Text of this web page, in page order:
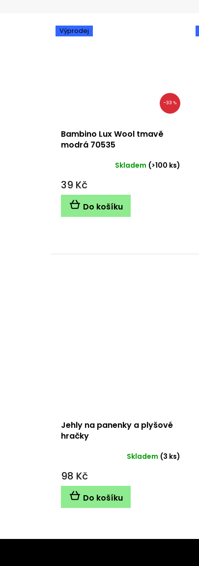
Jehly na panenky a plyšové
hračky
Skladem (3 ks)
98 Kč
Do košíku
Výprodej
–33 %
Bambino Lux Wool tmavě
modrá 70535
Skladem (>100 ks)
39 Kč
Do košíku